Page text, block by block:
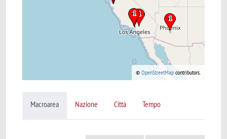
© OpenStreetMap contributors.
Macroarea Nazione Città Tempo